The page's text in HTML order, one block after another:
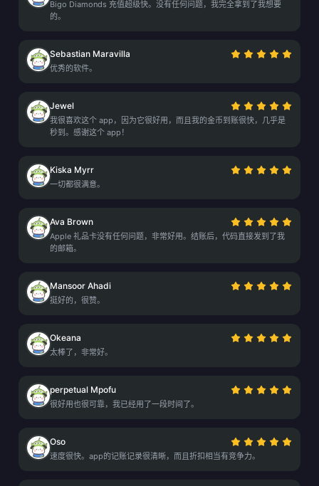
Bigo Diamonds 充值超级快。没有任何问题，我完全拿到了我想要
的。
Sebastian Maravilla
优秀的软件。
Jewel
我很喜欢这个 app，因为它很好用，而且我的金币到账很快，几乎是
秒到。感谢这个 app！
Kiska Myrr
一切都很满意。
Ava Brown
Apple 礼品卡没有任何问题，非常好用。结账后，代码直接发到了我
的邮箱。
Mansoor Ahadi
挺好的，很赞。
Okeana
太棒了，非常好。
perpetual Mpofu
很好用也很可靠，我已经用了一段时间了。
Oso
速度很快。app的记账记录很清晰，而且折扣相当有竞争力。